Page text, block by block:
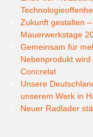
Zukunft gestalten
Mauerwerkstage
Gemeinsam für
Nebenprodukt
Concrelat
Unsere
unserem Werk in
Neuer Radlader